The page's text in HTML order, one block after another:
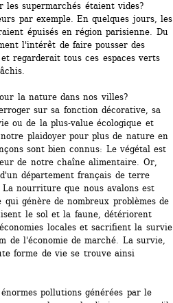
supermarchés étaient vides?
par exemple. En quelques jours, les
épuisés en région parisienne. Du
l'intérêt de faire pousser des
regarderait tous ces espaces verts
la nature dans nos villes?
sur sa fonction décorative, sa
ou de la plus-value écologique et
plaidoyer pour plus de nature en
sont bien connus: Le végétal est
de notre chaîne alimentaire. Or,
département français de terre
nourriture que nous avalons est
qui génère de nombreux problèmes de
le sol et la faune, détériorent
locales et sacrifient la survie
de l'économie de marché. La survie,
forme de vie se trouve ainsi
pollutions générées par le